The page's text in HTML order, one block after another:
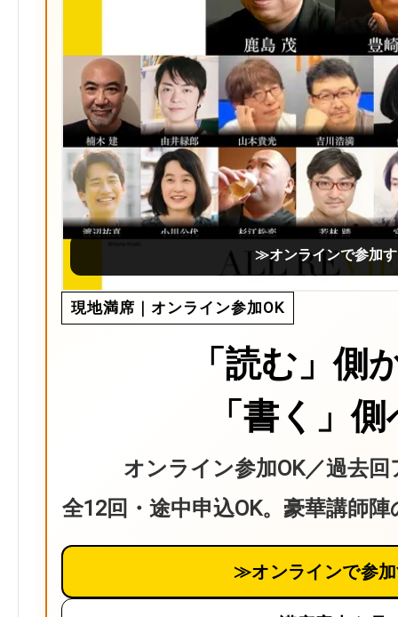
≫オンラインで参加
現地満席｜オンライン参加OK
「読む」側
「書く」
オンライン参加OK／過去
全12回・途中申込OK。豪華講師
≫オンラインで参